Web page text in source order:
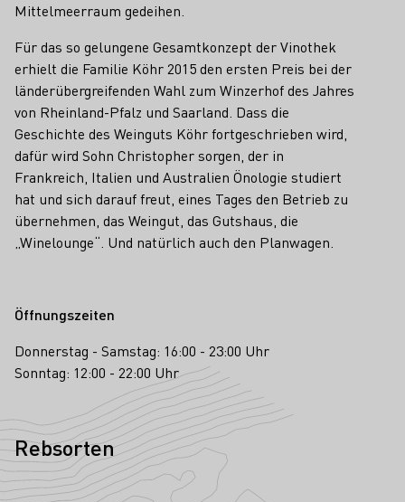
Mittelmeerraum gedeihen.
Für das so gelungene Gesamtkonzept der Vinothek
erhielt die Familie Köhr 2015 den ersten Preis bei der
länderübergreifenden Wahl zum Winzerhof des Jahres
von Rheinland-Pfalz und Saarland. Dass die
Geschichte des Weinguts Köhr fortgeschrieben wird,
dafür wird Sohn Christopher sorgen, der in
Frankreich, Italien und Australien Önologie studiert
hat und sich darauf freut, eines Tages den Betrieb zu
übernehmen, das Weingut, das Gutshaus, die
„Winelounge“. Und natürlich auch den Planwagen.
Öffnungszeiten
Donnerstag - Samstag: 16:00 - 23:00 Uhr
Sonntag: 12:00 - 22:00 Uhr
Rebsorten